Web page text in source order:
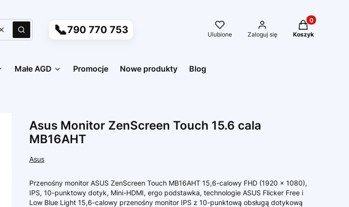
WyczyśćSzukaj 📞790 770 753 Ulubione Zaloguj się
Produkty w
Koszyk
Małe AGD Promocje Nowe produkty Blog
Asus Monitor ZenScreen Touch 15.6 cala
MB16AHT
Asus
Przenośny monitor ASUS ZenScreen Touch MB16AHT 15,6-calowy FHD (1920 x 1080),
IPS, 10-punktowy dotyk, Mini-HDMI, ergo podstawka, technologie ASUS Flicker Free i
Low Blue Light 15,6-calowy przenośny monitor IPS z 10-punktową obsługą dotykową